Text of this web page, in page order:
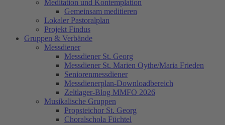
Meditation und Kontemplation
Gemeinsam meditieren
Lokaler Pastoralplan
Projekt Findus
Gruppen & Verbände
Messdiener
Messdiener St. Georg
Messdiener St. Marien Oythe/Maria Frieden
Seniorenmessdiener
Messdienerplan-Downloadbereich
Zeltlager-Blog MMFO 2026
Musikalische Gruppen
Propsteichor St. Georg
Choralschola Füchtel